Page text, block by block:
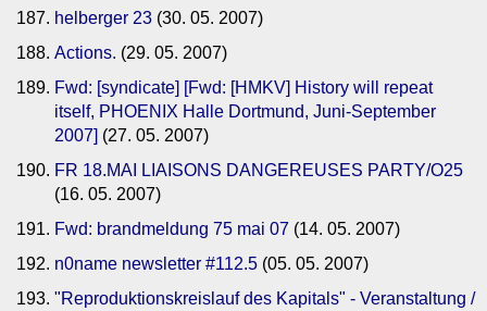
helberger 23 (30. 05. 2007)
Actions. (29. 05. 2007)
Fwd: [syndicate] [Fwd: [HMKV] History will repeat
itself, PHOENIX Halle Dortmund, Juni-September
2007] (27. 05. 2007)
FR 18.MAI LIAISONS DANGEREUSES PARTY/O25
(16. 05. 2007)
Fwd: brandmeldung 75 mai 07 (14. 05. 2007)
n0name newsletter #112.5 (05. 05. 2007)
"Reproduktionskreislauf des Kapitals" - Veranstaltung /